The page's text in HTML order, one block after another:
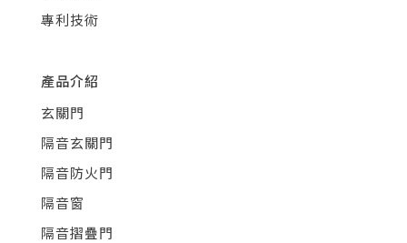
專利技術
產品介紹
玄關門
隔音玄關門
隔音防火門
隔音窗
隔音摺疊門